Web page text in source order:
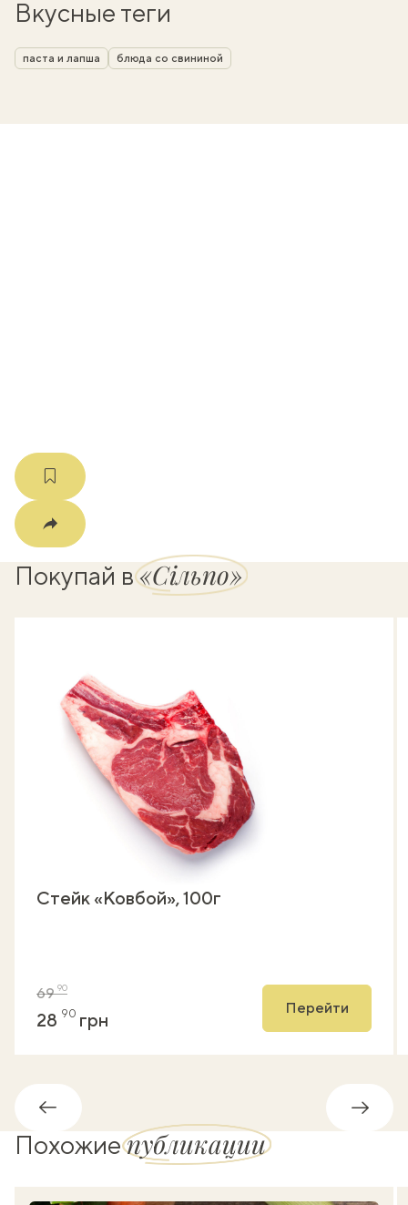
Вкусные теги
паста и лапша блюда со свининой
Покупай в«Сільпо»
Стейк «Ковбой», 100г
6990
28 90 грн
Перейти
Обратно
Похожиепубликации